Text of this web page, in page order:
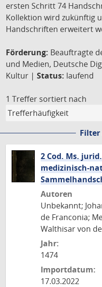
ersten Schritt 74
Kollektion wird zukünftig
Handschriften erweitert
Förderung: Beauftragte
und Medien, Deutsche
Kultur | Status: laufend
1 Treffer sortiert nach
Filter
2 Cod. Ms.
medizinisch-
Autoren
Unbekannt;
de Franconia;
Walthisar von
Jahr:
1474
Importdatum:
17.03.2022